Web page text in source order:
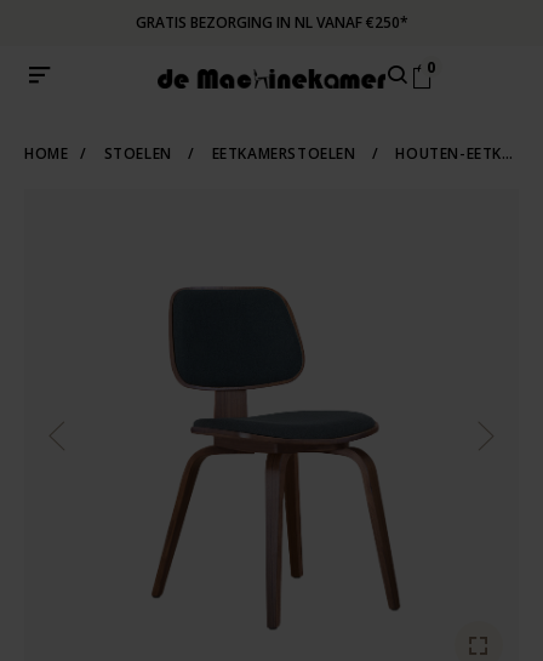
GRATIS BEZORGING IN NL VANAF €250*
0
HOME / STOELEN / EETKAMERSTOELEN / HOUTEN-EETKAMERSTOELEN